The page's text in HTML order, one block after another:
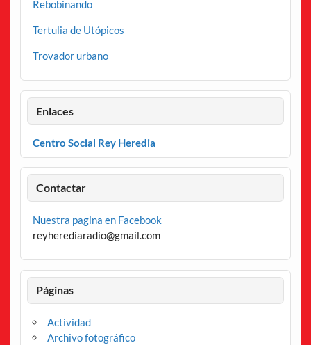
Rebobinando
Tertulia de Utópicos
Trovador urbano
Enlaces
Centro Social Rey Heredia
Contactar
Nuestra pagina en Facebook
reyherediaradio@gmail.com
Páginas
Actividad
Archivo fotográfico